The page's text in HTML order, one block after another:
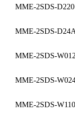
MME-2SDS-D220
MME-2SDS-
MME-2SDS-
MME-2SDS-
MME-2SDS-W110